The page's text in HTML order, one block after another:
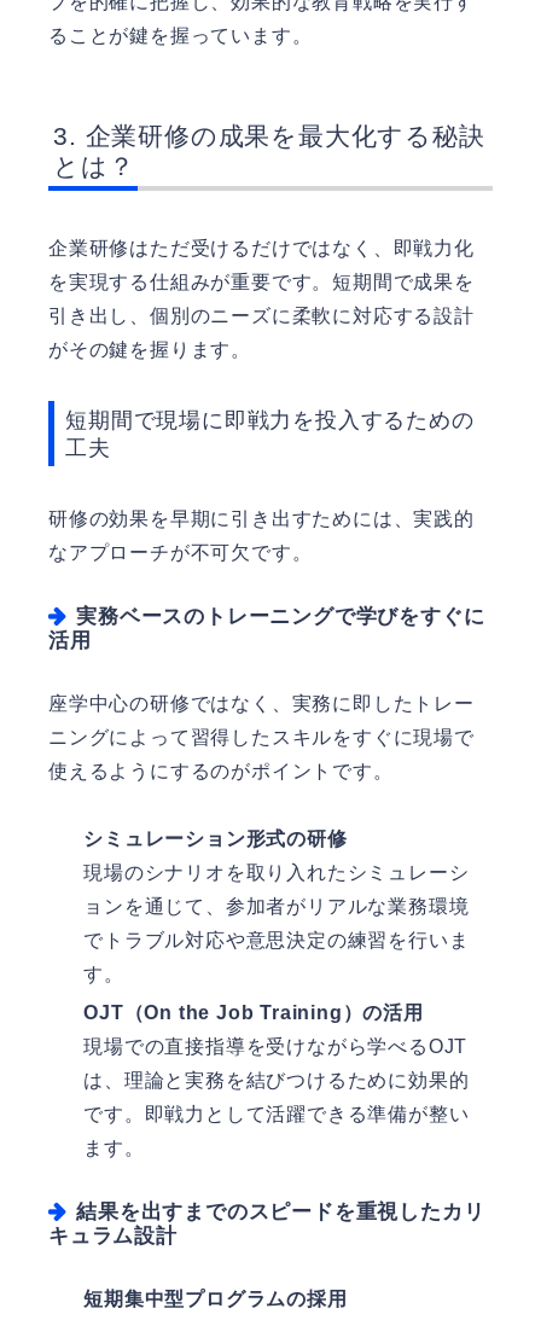
ることが鍵を握っています。
企業研修の成果を最大化する秘訣
とは？
企業研修はただ受けるだけではなく、即戦力化
を実現する仕組みが重要です。短期間で成果を
引き出し、個別のニーズに柔軟に対応する設計
がその鍵を握ります。
短期間で現場に即戦力を投入するための
工夫
研修の効果を早期に引き出すためには、実践的
なアプローチが不可欠です。
実務ベースのトレーニングで学びをすぐに
活用
座学中心の研修ではなく、実務に即したトレー
ニングによって習得したスキルをすぐに現場で
使えるようにするのがポイントです。
シミュレーション形式の研修
現場のシナリオを取り入れたシミュレーシ
ョンを通じて、参加者がリアルな業務環境
でトラブル対応や意思決定の練習を行いま
す。
OJT（On the Job Training）の活用
現場での直接指導を受けながら学べるOJT
は、理論と実務を結びつけるために効果的
です。即戦力として活躍できる準備が整い
ます。
結果を出すまでのスピードを重視したカリ
キュラム設計
短期集中型プログラムの採用